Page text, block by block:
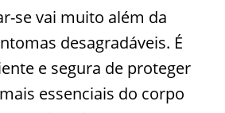
se vai muito além da
desagradáveis. É
e segura de proteger
essenciais do corpo